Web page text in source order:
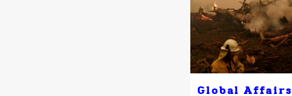
Global Affairs